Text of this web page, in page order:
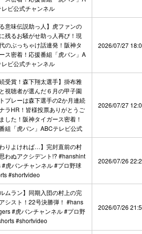
レビ公式チャンネル
る意味伝説助っ人】虎ファンの
残るお騒がせ助っ人再び！現
のぶっちゃけ話連発！阪神タ
ス密着！応援番組「虎バン」A
レビ公式チャンネル
2026/07/27
続受賞！森下翔太選手】掛布雅
視聴者が選んだ６月の甲子園
プレーは森下選手の2か月連続
ラHR！皆様投票ありがとうご
した！阪神タイガース密着！
組「虎バン」ABCテレビ公式
2026/07/27
わりよければ…】完封直前の村
わぬアクシデント!? #hanshint
#虎バンチャンネル #プロ野球
#shortvideo
2026/07/26
ルムラン】同期入団の村上の完
シスト！22号決勝弾！ #hans
#虎バンチャンネル #プロ野
#shortvideo
2026/07/26